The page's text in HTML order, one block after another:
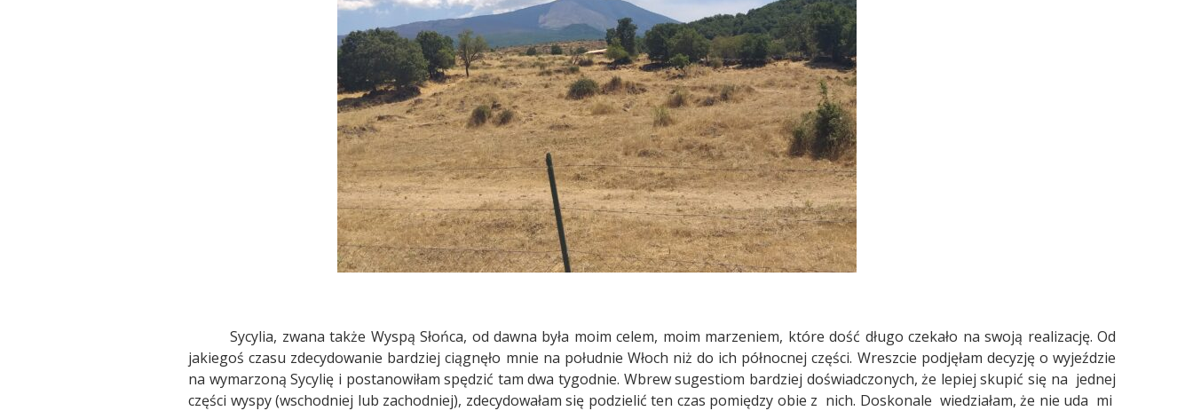
Sycylia, zwana także Wyspą Słońca, od dawna była moim celem, moim marzeniem, które dość długo czekało na swoją realizację. Od
jakiegoś czasu zdecydowanie bardziej ciągnęło mnie na południe Włoch niż do ich północnej części. Wreszcie podjęłam decyzję o wyjeździe
na wymarzoną Sycylię i postanowiłam spędzić tam dwa tygodnie. Wbrew sugestiom bardziej doświadczonych, że lepiej skupić się na jednej
części wyspy (wschodniej lub zachodniej), zdecydowałam się podzielić ten czas pomiędzy obie z nich. Doskonale wiedziałam, że nie uda mi